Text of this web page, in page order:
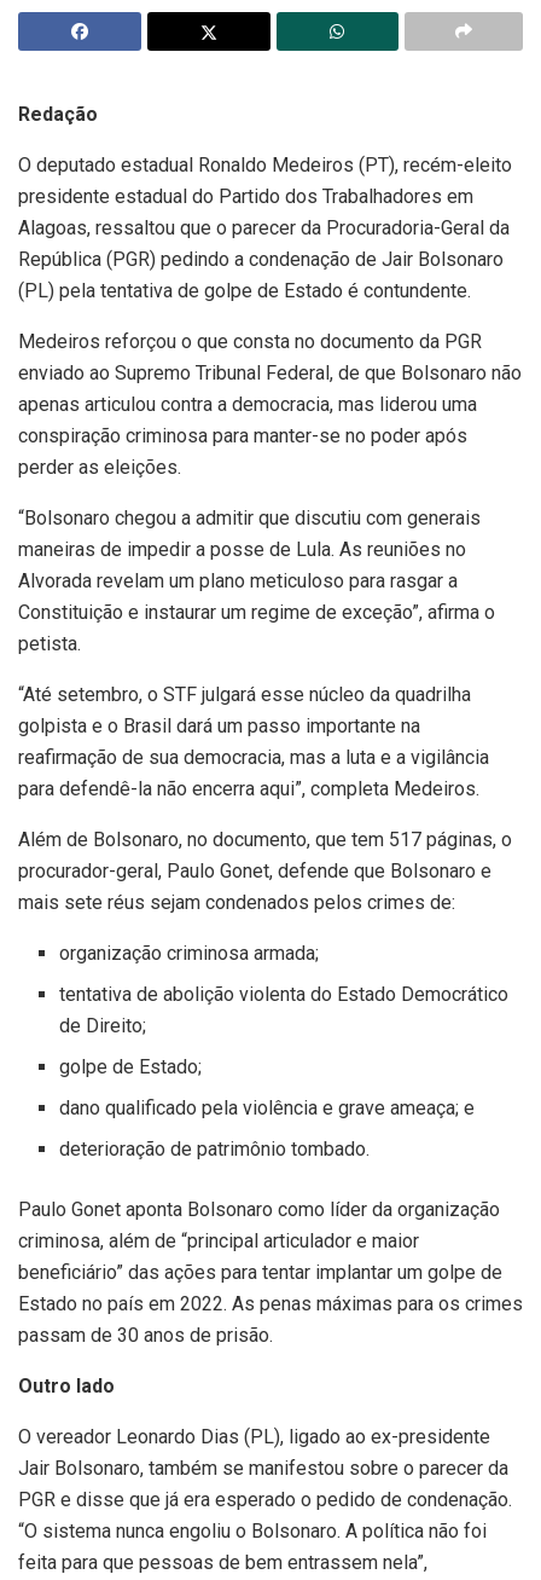
Redação
O deputado estadual Ronaldo Medeiros (PT), recém-eleito
presidente estadual do Partido dos Trabalhadores em
Alagoas, ressaltou que o parecer da Procuradoria-Geral da
República (PGR) pedindo a condenação de Jair Bolsonaro
(PL) pela tentativa de golpe de Estado é contundente.
Medeiros reforçou o que consta no documento da PGR
enviado ao Supremo Tribunal Federal, de que Bolsonaro não
apenas articulou contra a democracia, mas liderou uma
conspiração criminosa para manter-se no poder após
perder as eleições.
“Bolsonaro chegou a admitir que discutiu com generais
maneiras de impedir a posse de Lula. As reuniões no
Alvorada revelam um plano meticuloso para rasgar a
Constituição e instaurar um regime de exceção”, afirma o
petista.
“Até setembro, o STF julgará esse núcleo da quadrilha
golpista e o Brasil dará um passo importante na
reafirmação de sua democracia, mas a luta e a vigilância
para defendê-la não encerra aqui”, completa Medeiros.
Além de Bolsonaro, no documento, que tem 517 páginas, o
procurador-geral, Paulo Gonet, defende que Bolsonaro e
mais sete réus sejam condenados pelos crimes de:
organização criminosa armada;
tentativa de abolição violenta do Estado Democrático
de Direito;
golpe de Estado;
dano qualificado pela violência e grave ameaça; e
deterioração de patrimônio tombado.
Paulo Gonet aponta Bolsonaro como líder da organização
criminosa, além de “principal articulador e maior
beneficiário” das ações para tentar implantar um golpe de
Estado no país em 2022. As penas máximas para os crimes
passam de 30 anos de prisão.
Outro lado
O vereador Leonardo Dias (PL), ligado ao ex-presidente
Jair Bolsonaro, também se manifestou sobre o parecer da
PGR e disse que já era esperado o pedido de condenação.
“O sistema nunca engoliu o Bolsonaro. A política não foi
feita para que pessoas de bem entrassem nela”,